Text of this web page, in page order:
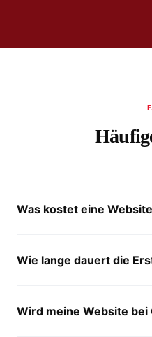
Was kostet eine
Wie lange dauert die
Wird meine Website bei